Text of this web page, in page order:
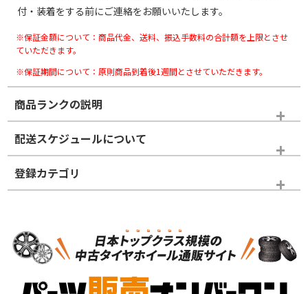
付・装着をする前にご連絡をお願いいたします。
※保証金額について：商品代金、送料、振込手数料の合計額を上限とさせ
ていただきます。
※保証期間について：原則商品到着後1週間とさせていただきます。
商品ランクの説明
※商品ランクは出品者の主観により判断しておりますので、あら
かじめご了承ください。
ホイールランク
S
品）
S
新車外し品（新古
付き
配送スケジュールについて
登録カテゴリ
スタッドレスタイヤホイールセット